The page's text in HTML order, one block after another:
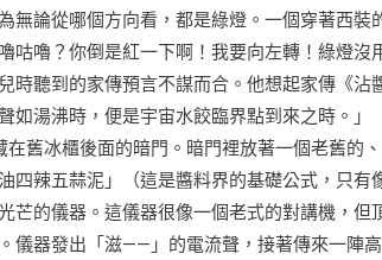
無論從哪個方向看，都是綠燈。一個穿著西裝
咕嚕？你倒是紅一下啊！我要向左轉！綠燈沒
時聽到的家傳預言不謀而合。他想起家傳《沾
湯沸時，便是宇宙水餃臨界點到來之時。」
舊冰櫃後面的暗門。暗門裡放著一個老舊的、
四辣五蒜泥」（這是醬料界的基礎公式，只有
芒的儀器。這儀器很像一個老式的對講機，但
儀器發出「滋——」的電流聲，接著傳來一陣高